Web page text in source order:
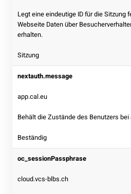
Legt eine eindeutige ID für die Sitzung
Webseite Daten über
erhalten.
Sitzung
nextauth.message
app.cal.eu
Behält die Zustände des Benutzers
Beständig
oc_sessionPassphrase
cloud.vcs-blbs.ch